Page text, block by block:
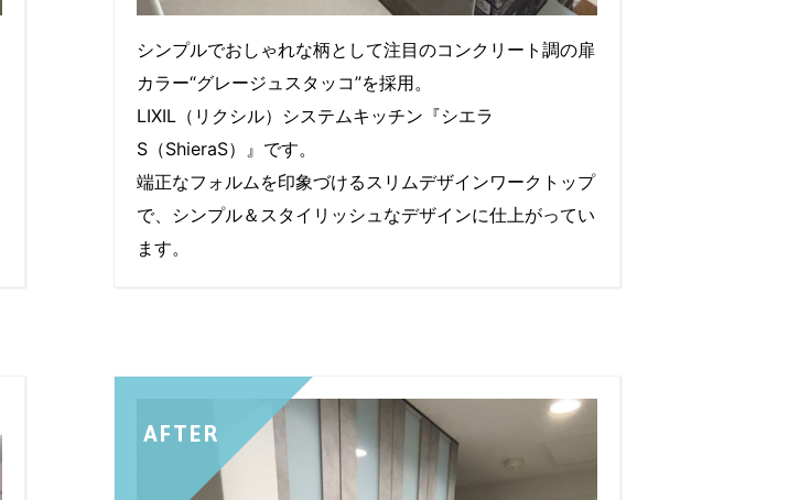
シンプルでおしゃれな柄として注目のコンクリート調の扉
カラー“グレージュスタッコ”を採用。
LIXIL（リクシル）システムキッチン『シエラ
S（ShieraS）』です。
端正なフォルムを印象づけるスリムデザインワークトップ
で、シンプル＆スタイリッシュなデザインに仕上がってい
ます。
AFTER